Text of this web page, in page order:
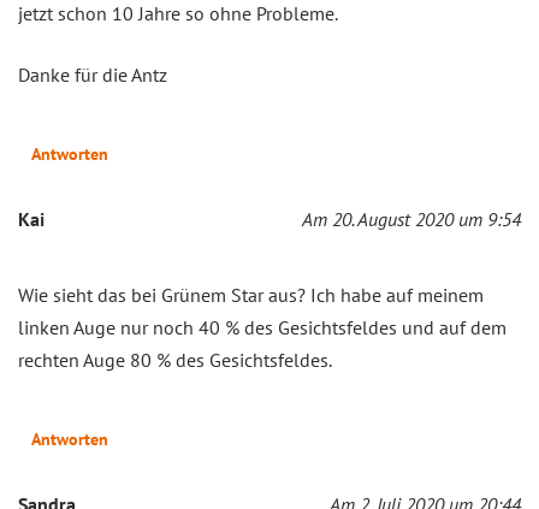
jetzt schon 10 Jahre so ohne Probleme.
Danke für die Antz
Antworten
Kai Am 20. August 2020 um 9:54
Wie sieht das bei Grünem Star aus? Ich habe auf meinem
linken Auge nur noch 40 % des Gesichtsfeldes und auf dem
rechten Auge 80 % des Gesichtsfeldes.
Antworten